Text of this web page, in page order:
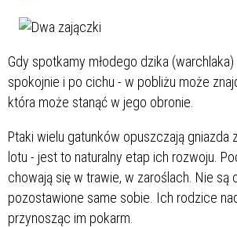
Gdy spotkamy młodego dzika
spokojnie i po cichu - w pobliżu może
która może stanąć w jego obronie.
Ptaki wielu gatunków opuszczają gniazda
lotu - jest to naturalny etap ich rozwoju.
chowają się w trawie, w zaroślach. Nie są
pozostawione same sobie. Ich rodzice
przynosząc im pokarm.